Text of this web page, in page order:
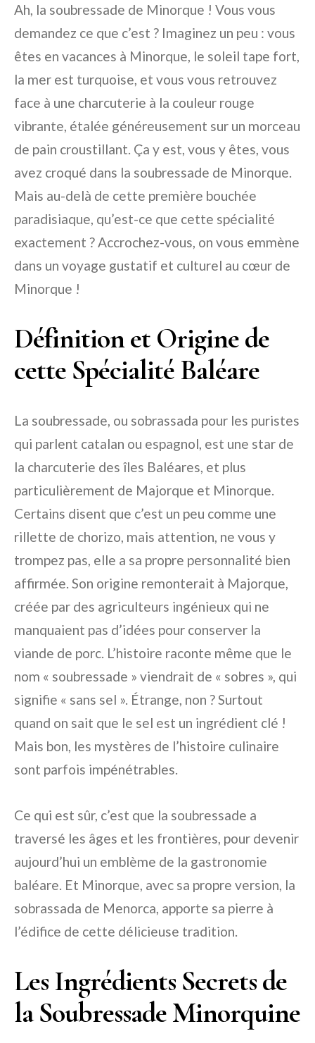
Ah, la soubressade de Minorque ! Vous vous
demandez ce que c’est ? Imaginez un peu : vous
êtes en vacances à Minorque, le soleil tape fort,
la mer est turquoise, et vous vous retrouvez
face à une charcuterie à la couleur rouge
vibrante, étalée généreusement sur un morceau
de pain croustillant. Ça y est, vous y êtes, vous
avez croqué dans la soubressade de Minorque.
Mais au-delà de cette première bouchée
paradisiaque, qu’est-ce que cette spécialité
exactement ? Accrochez-vous, on vous emmène
dans un voyage gustatif et culturel au cœur de
Minorque !
Définition et Origine de
cette Spécialité Baléare
La soubressade, ou sobrassada pour les puristes
qui parlent catalan ou espagnol, est une star de
la charcuterie des îles Baléares, et plus
particulièrement de Majorque et Minorque.
Certains disent que c’est un peu comme une
rillette de chorizo, mais attention, ne vous y
trompez pas, elle a sa propre personnalité bien
affirmée. Son origine remonterait à Majorque,
créée par des agriculteurs ingénieux qui ne
manquaient pas d’idées pour conserver la
viande de porc. L’histoire raconte même que le
nom « soubressade » viendrait de « sobres », qui
signifie « sans sel ». Étrange, non ? Surtout
quand on sait que le sel est un ingrédient clé !
Mais bon, les mystères de l’histoire culinaire
sont parfois impénétrables.
Ce qui est sûr, c’est que la soubressade a
traversé les âges et les frontières, pour devenir
aujourd’hui un emblème de la gastronomie
baléare. Et Minorque, avec sa propre version, la
sobrassada de Menorca, apporte sa pierre à
l’édifice de cette délicieuse tradition.
Les Ingrédients Secrets de
la Soubressade Minorquine